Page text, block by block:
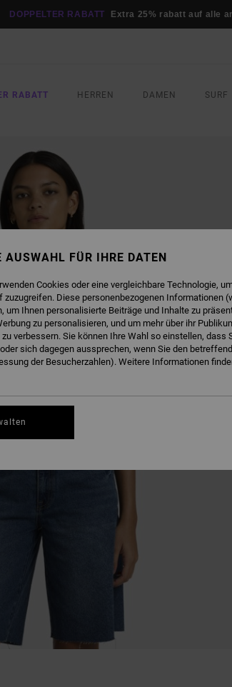
DOPPELTER RABATT Extra 25% rabatt auf alle
RABATT HERREN DAMEN SURF
AUSWAHL FÜR IHRE DATEN
Cookies oder eine vergleichbare Technologie,
Diese personenbezogenen Informationen
um Ihnen personalisierte Beiträge und Inhalte zu
zu personalisieren, und um mehr über ihr
verbessern. Sie können Ihre Wahl so einstellen,
sich dagegen aussprechen, wenn Sie den
der Besucherzahlen). Weitere Informationen